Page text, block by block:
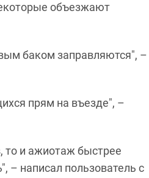
объезжают
баком заправляются", –
прям на въезде", –
то и ажиотаж быстрее
– написал пользователь с